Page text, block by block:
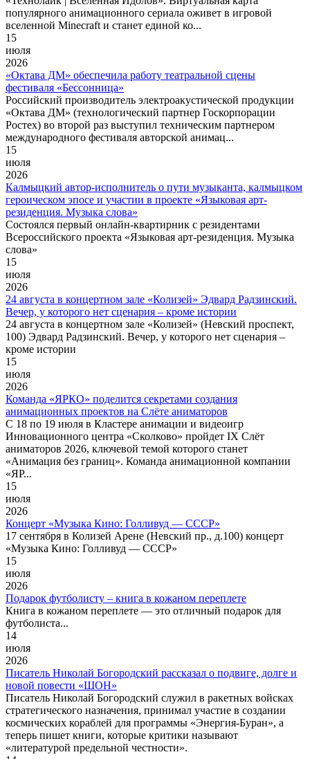
популярного анимационного сериала оживет в игровой
вселенной Minecraft и станет единой ко...
15
июля
2026
«Октава ДМ» обеспечила работу театральной сцены
фестиваля «Бессонница»
Российский производитель электроакустической продукции
«Октава ДМ» (технологический партнер Госкорпорации
Ростех) во второй раз выступил техническим партнером
международного фестиваля авторской анимац...
15
июля
2026
Калмыцкий автор-исполнитель о пути музыканта, калмыцком
героическом эпосе и участии в проекте «Языковая арт-
резиденция. Музыка слова»
Состоялся первый онлайн-квартирник с резидентами
Всероссийского проекта «Языковая арт-резиденция. Музыка
слова»
15
июля
2026
24 августа в концертном зале «Колизей» Эдвард Радзинский.
Вечер, у которого нет сценария – кроме истории
24 августа в концертном зале «Колизей» (Невский проспект,
100) Эдвард Радзинский. Вечер, у которого нет сценария –
кроме истории
15
июля
2026
Команда «ЯРКО» поделится секретами создания
анимационных проектов на Слёте аниматоров
С 18 по 19 июля в Кластере анимации и видеоигр
Инновационного центра «Сколково» пройдет IX Слёт
аниматоров 2026, ключевой темой которого станет
«Анимация без границ». Команда анимационной компании
«ЯР...
15
июля
2026
Концерт «Музыка Кино: Голливуд — СССР»
17 сентября в Колизей Арене (Невский пр., д.100) концерт
«Музыка Кино: Голливуд — СССР»
15
июля
2026
Подарок футболисту – книга в кожаном переплете
Книга в кожаном переплете — это отличный подарок для
футболиста...
14
июля
2026
Писатель Николай Богородский рассказал о подвиге, долге и
новой повести «ШОН»
Писатель Николай Богородский служил в ракетных войсках
стратегического назначения, принимал участие в создании
космических кораблей для программы «Энергия-Буран», а
теперь пишет книги, которые критики называют
«литературой предельной честности».